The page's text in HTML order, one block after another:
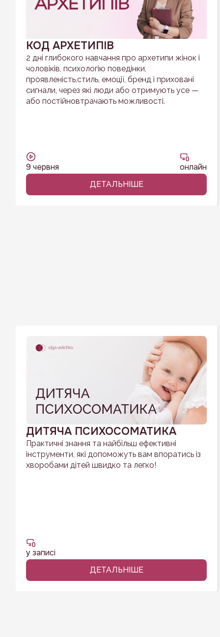
КОД АРХЕТИПІВ
2 дні глибокого навчання про архетипи жінок і
чоловіків, психологію поведінки,
проявленість,стиль, емоції, бренд і приховані
сигнали, через які люди або отримують усе —
або постійновтрачають можливості.
9 червня онлайн
ДЕТАЛЬНІШЕ
ДИТЯЧА ПСИХОСОМАТИКА
Практичні знання та найбільш ефективні
інструменти, які допоможуть вам впоратись із
хворобами дітей швидко та легко!
у записі
ДЕТАЛЬНІШЕ